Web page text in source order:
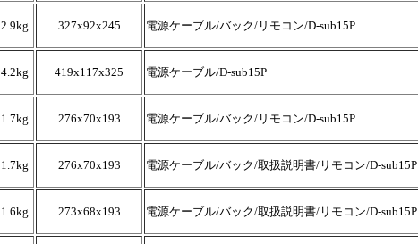
2.9kg 327x92x245 電源ケーブル/バック/リモコン/D-sub15P
4.2kg 419x117x325 電源ケーブル/D-sub15P
1.7kg 276x70x193 電源ケーブル/バック/リモコン/D-sub15P
1.7kg 276x70x193 電源ケーブル/バック/取扱説明書/リモコン/D-sub15P
1.6kg 273x68x193 電源ケーブル/バック/取扱説明書/リモコン/D-sub15P